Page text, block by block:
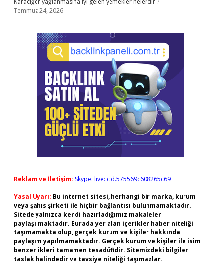
Karaciğer yağlanmasına iyi gelen yemekler nelerdir ?
Temmuz 24, 2026
Reklam ve İletişim: Skype: live:.cid.575569c608265c69
Yasal Uyarı: Bu internet sitesi, herhangi bir marka, kurum
veya şahıs şirketi ile hiçbir bağlantısı bulunmamaktadır.
Sitede yalnızca kendi hazırladığımız makaleler
paylaşılmaktadır. Burada yer alan içerikler haber niteliği
taşımamakta olup, gerçek kurum ve kişiler hakkında
paylaşım yapılmamaktadır. Gerçek kurum ve kişiler ile isim
benzerlikleri tamamen tesadüfidir. Sitemizdeki bilgiler
taslak halindedir ve tavsiye niteliği taşımazlar.